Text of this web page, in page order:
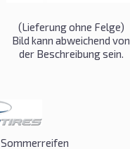
(Lieferung ohne Felge)
Bild kann abweichend von
der Beschreibung sein.
Sommerreifen